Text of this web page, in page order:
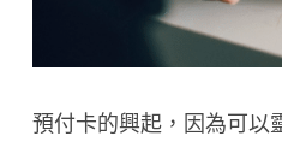
預付卡的興起，因為可以